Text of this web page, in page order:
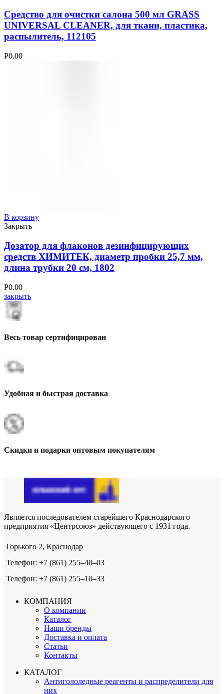
Средство для очистки салона 500 мл GRASS
UNIVERSAL CLEANER, для ткани, пластика,
распылитель, 112105
Р0.00
В корзину
Закрыть
Дозатор для флаконов дезинфицирующих
средств ХИМИТЕК, диаметр пробки 25,7 мм,
длина трубки 20 см, 1802
Р0.00
закрыть
Весь товар сертифицирован
Удобная и быстрая доставка
Скидки и подарки оптовым покупателям
Является последователем старейшего Краснодарского
предприятия «Центрсоюз» действующего с 1931 года.
Горького 2, Краснодар
Телефон: +7 (861) 255‒40‒03
Телефон: +7 (861) 255‒10‒33
КОМПАНИЯ
О компании
Каталог
Наши бренды
Доставка и оплата
Статьи
Контакты
КАТАЛОГ
Антигололедные реагенты и распределители для
них